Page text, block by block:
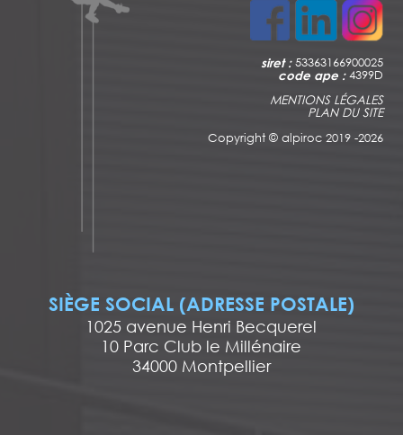
siret :53363166900025
code ape :4399D
MENTIONS LÉGALES
PLAN DU SITE
Copyright ©alpiroc 2019 -2026
SIÈGE SOCIAL (ADRESSE POSTALE)
1025 avenue Henri Becquerel
10 Parc Club le Millénaire
34000 Montpellier